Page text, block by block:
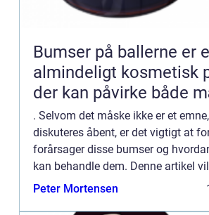
Bumser på ballerne er
almindeligt kosmetisk
der kan påvirke både
kvinder
. Selvom det måske ikke er et
diskuteres åbent, er det vigtigt at
forårsager disse bumser og
kan behandle dem. Denne artikel
dette emne og give en omfattende
Peter Mortensen